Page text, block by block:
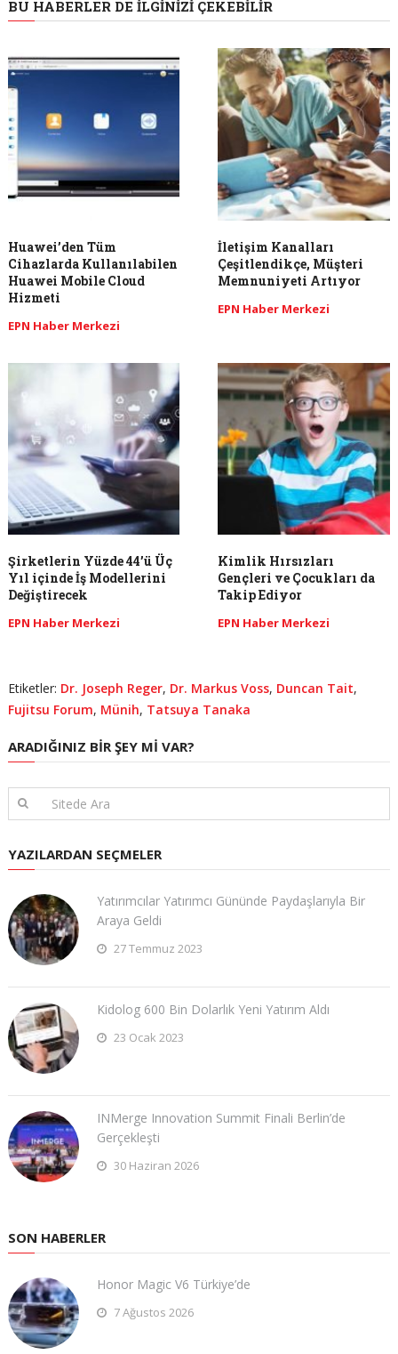
BU HABERLER DE İLGINIZI ÇEKEBILIR
Huawei’den Tüm
Cihazlarda Kullanılabilen
Huawei Mobile Cloud
Hizmeti
EPN Haber Merkezi
İletişim Kanalları
Çeşitlendikçe, Müşteri
Memnuniyeti Artıyor
EPN Haber Merkezi
Şirketlerin Yüzde 44’ü Üç
Yıl içinde İş Modellerini
Değiştirecek
EPN Haber Merkezi
Kimlik Hırsızları
Gençleri ve Çocukları da
Takip Ediyor
EPN Haber Merkezi
Etiketler: Dr. Joseph Reger, Dr. Markus Voss, Duncan Tait,
Fujitsu Forum, Münih, Tatsuya Tanaka
ARADIĞINIZ BIR ŞEY MI VAR?
YAZILARDAN SEÇMELER
Yatırımcılar Yatırımcı Gününde Paydaşlarıyla Bir
Araya Geldi
27 Temmuz 2023
Kidolog 600 Bin Dolarlık Yeni Yatırım Aldı
23 Ocak 2023
INMerge Innovation Summit Finali Berlin’de
Gerçekleşti
30 Haziran 2026
SON HABERLER
Honor Magic V6 Türkiye’de
7 Ağustos 2026